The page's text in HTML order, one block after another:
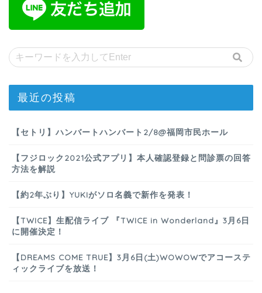
最近の投稿
【セトリ】ハンバートハンバート2/8@福岡市民ホール
【フジロック2021公式アプリ】本人確認登録と問診票の回答
方法を解説
【約2年ぶり】YUKIがソロ名義で新作を発表！
【TWICE】生配信ライブ 『TWICE in Wonderland』3月6日
に開催決定！
【DREAMS COME TRUE】3月6日(土)WOWOWでアコーステ
ィックライブを放送！